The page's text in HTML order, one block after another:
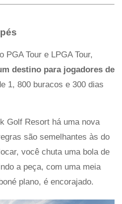
PGA Tour e LPGA Tour,
destino para jogadores de
1, 800 buracos e 300 dias
Golf Resort há uma nova
são semelhantes às do
você chuta uma bola de
a peça, com uma meia
plano, é encorajado.